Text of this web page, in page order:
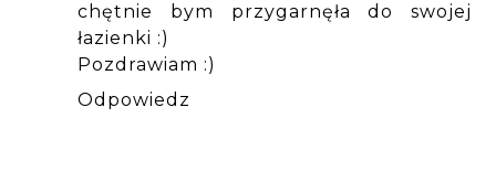
chętnie bym przygarnęła do swojej
łazienki :)
Pozdrawiam :)
Odpowiedz